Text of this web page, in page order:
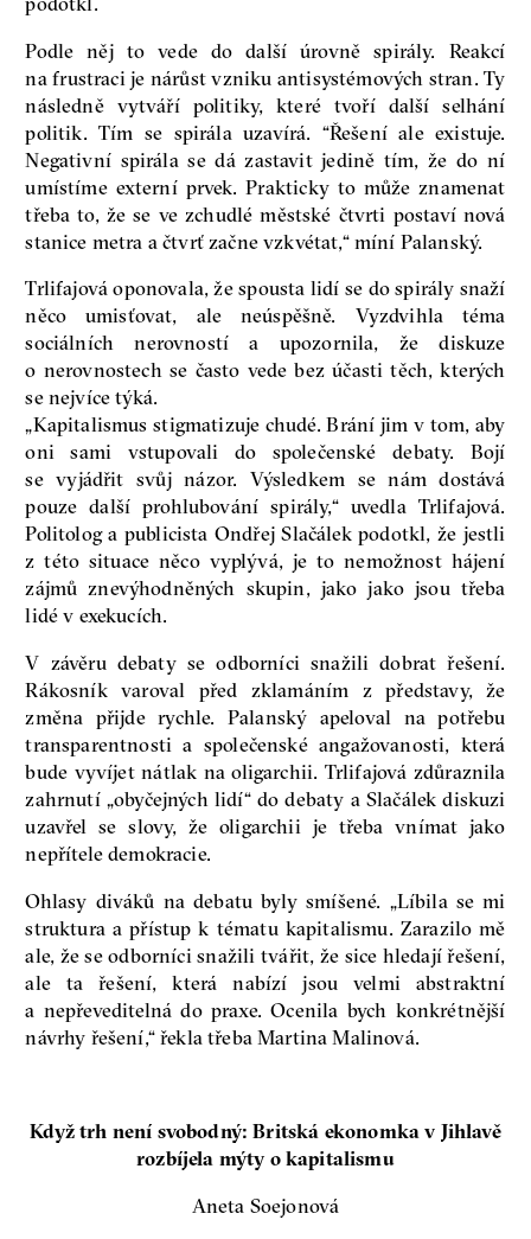
Podle něj to vede do další úrovně spirály. Reakcí
na frustraci je nárůst vzniku antisystémových stran. Ty
následně vytváří politiky, které tvoří další selhání
politik. Tím se spirála uzavírá. “Řešení ale existuje.
Negativní spirála se dá zastavit jedině tím, že do ní
umístíme externí prvek. Prakticky to může znamenat
třeba to, že se ve zchudlé městské čtvrti postaví nová
stanice metra a čtvrť začne vzkvétat,“ míní Palanský.
Trlifajová oponovala, že spousta lidí se do spirály snaží
něco umisťovat, ale neúspěšně. Vyzdvihla téma
sociálních nerovností a upozornila, že diskuze
o nerovnostech se často vede bez účasti těch, kterých
se nejvíce týká.
„Kapitalismus stigmatizuje chudé. Brání jim v tom, aby
oni sami vstupovali do společenské debaty. Bojí
se vyjádřit svůj názor. Výsledkem se nám dostává
pouze další prohlubování spirály,“ uvedla Trlifajová.
Politolog a publicista Ondřej Slačálek podotkl, že jestli
z této situace něco vyplývá, je to nemožnost hájení
zájmů znevýhodněných skupin, jako jako jsou třeba
lidé v exekucích.
V závěru debaty se odborníci snažili dobrat řešení.
Rákosník varoval před zklamáním z představy, že
změna přijde rychle. Palanský apeloval na potřebu
transparentnosti a společenské angažovanosti, která
bude vyvíjet nátlak na oligarchii. Trlifajová zdůraznila
zahrnutí „obyčejných lidí“ do debaty a Slačálek diskuzi
uzavřel se slovy, že oligarchii je třeba vnímat jako
nepřítele demokracie.
Ohlasy diváků na debatu byly smíšené. „Líbila se mi
struktura a přístup k tématu kapitalismu. Zarazilo mě
ale, že se odborníci snažili tvářit, že sice hledají řešení,
ale ta řešení, která nabízí jsou velmi abstraktní
a nepřeveditelná do praxe. Ocenila bych konkrétnější
návrhy řešení,“ řekla třeba Martina Malinová.
Když trh není svobodný: Britská ekonomka v Jihlavě
rozbíjela mýty o kapitalismu
Aneta Soejonová